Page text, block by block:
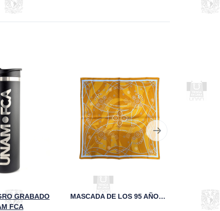
GRABADO
FCA
MASCADA DE LOS 95 AÑOS DE LA FCA